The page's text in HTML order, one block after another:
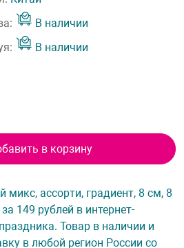
В наличии
В наличии
в корзину
микс, ассорти, градиент, 8 см, 8
149 рублей в интернет-
Товар в наличии и
в любой регион России со